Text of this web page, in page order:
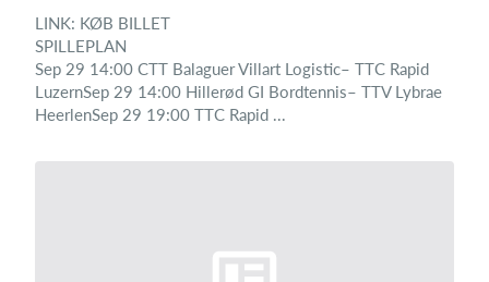
LINK: KØB BILLET
SPILLEPLAN
Sep 29 14:00 CTT Balaguer Villart Logistic– TTC Rapid
LuzernSep 29 14:00 Hillerød GI Bordtennis– TTV Lybrae
HeerlenSep 29 19:00 TTC Rapid ...